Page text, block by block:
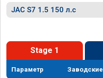
JAC S7 1.5 150 л.с
Stage 1
Параметр Заводские